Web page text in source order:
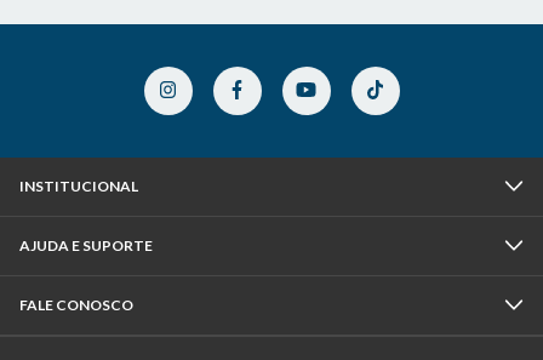
INSTITUCIONAL
AJUDA E SUPORTE
FALE CONOSCO